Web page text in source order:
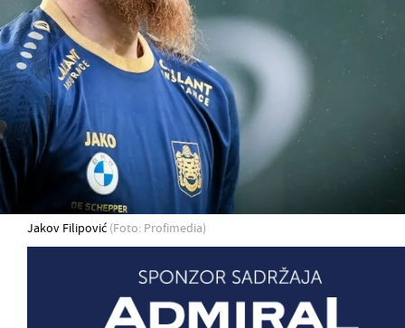
Jakov Filipović (Foto: Profimedia)